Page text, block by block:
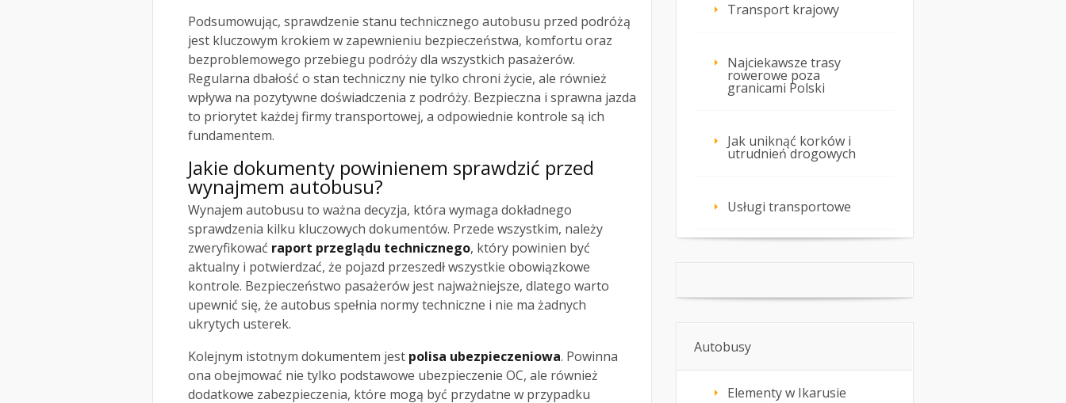
Podsumowując, sprawdzenie stanu technicznego autobusu przed podróżą
jest kluczowym krokiem w zapewnieniu bezpieczeństwa, komfortu oraz
bezproblemowego przebiegu podróży dla wszystkich pasażerów.
Regularna dbałość o stan techniczny nie tylko chroni życie, ale również
wpływa na pozytywne doświadczenia z podróży. Bezpieczna i sprawna jazda
to priorytet każdej firmy transportowej, a odpowiednie kontrole są ich
fundamentem.
Jakie dokumenty powinienem sprawdzić przed
wynajmem autobusu?
Wynajem autobusu to ważna decyzja, która wymaga dokładnego
sprawdzenia kilku kluczowych dokumentów. Przede wszystkim, należy
zweryfikować raport przeglądu technicznego, który powinien być
aktualny i potwierdzać, że pojazd przeszedł wszystkie obowiązkowe
kontrole. Bezpieczeństwo pasażerów jest najważniejsze, dlatego warto
upewnić się, że autobus spełnia normy techniczne i nie ma żadnych
ukrytych usterek.
Kolejnym istotnym dokumentem jest polisa ubezpieczeniowa. Powinna
ona obejmować nie tylko podstawowe ubezpieczenie OC, ale również
dodatkowe zabezpieczenia, które mogą być przydatne w przypadku
Transport krajowy
Najciekawsze trasy
rowerowe poza
granicami Polski
Jak uniknąć korków i
utrudnień drogowych
Usługi transportowe
Autobusy
Elementy w Ikarusie